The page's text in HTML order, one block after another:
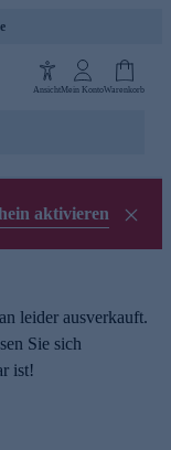
AnsichtMein KontoWarenkorb
aktivieren
leider ausverkauft.
Sie sich
ist!